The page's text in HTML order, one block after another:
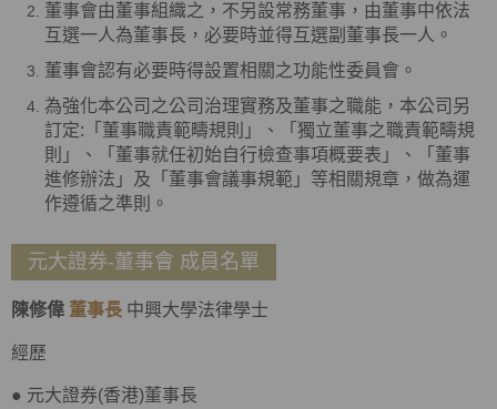
董事會由董事組織之，不另設常務董事，由董事中依法
互選一人為董事長，必要時並得互選副董事長一人。
董事會認有必要時得設置相關之功能性委員會。
為強化本公司之公司治理實務及董事之職能，本公司另
訂定:「董事職責範疇規則」、「獨立董事之職責範疇規
則」、「董事就任初始自行檢查事項概要表」、「董事
進修辦法」及「董事會議事規範」等相關規章，做為運
作遵循之準則。
元大證券-董事會 成員名單
陳修偉 董事長 中興大學法律學士
經歷
● 元大證券(香港)董事長